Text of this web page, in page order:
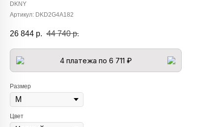
DKNY
Артикул: DKD2G4A182
26 844 р. 44 740 р.
4 платежа по 6 711 ₽
Размер
Цвет